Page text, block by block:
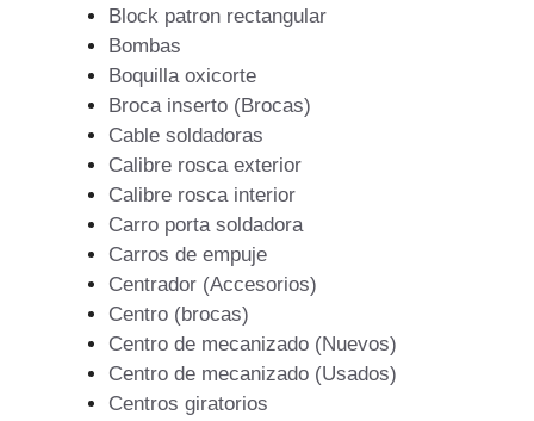
Block patron rectangular
Bombas
Boquilla oxicorte
Broca inserto (Brocas)
Cable soldadoras
Calibre rosca exterior
Calibre rosca interior
Carro porta soldadora
Carros de empuje
Centrador (Accesorios)
Centro (brocas)
Centro de mecanizado (Nuevos)
Centro de mecanizado (Usados)
Centros giratorios